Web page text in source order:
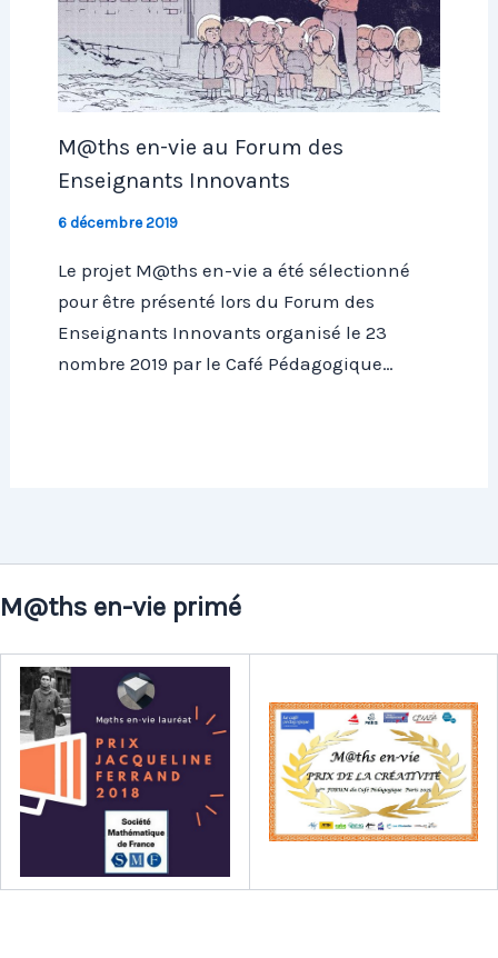
M@ths en-vie au Forum des
Enseignants Innovants
6 décembre 2019
Le projet M@ths en-vie a été sélectionné
pour être présenté lors du Forum des
Enseignants Innovants organisé le 23
nombre 2019 par le Café Pédagogique…
M@ths en-vie primé